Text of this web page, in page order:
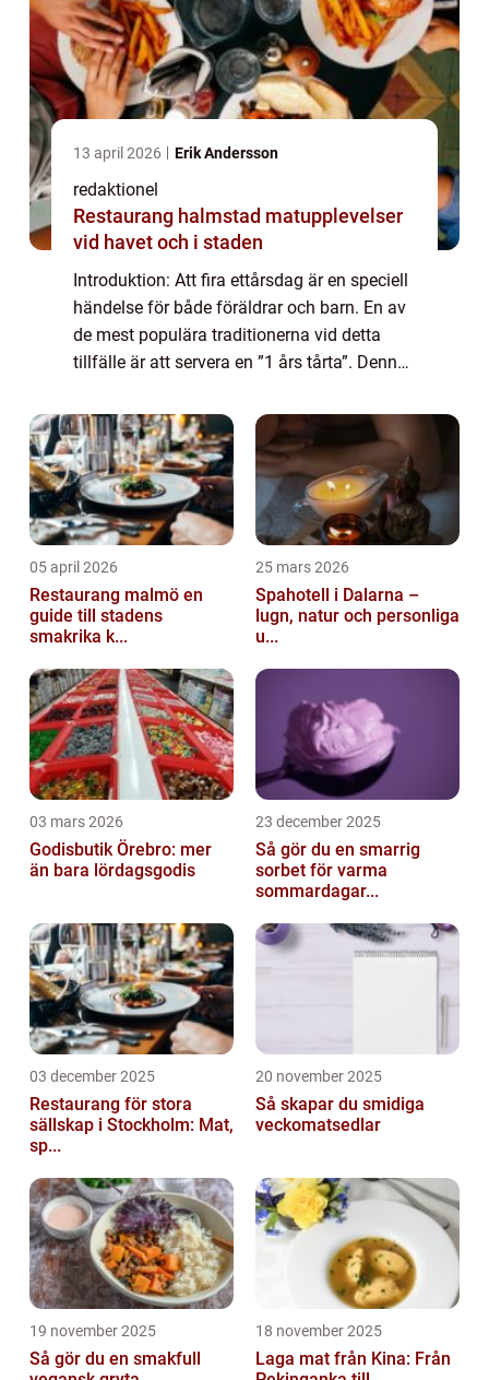
13 april 2026 Erik Andersson
redaktionel
Restaurang halmstad matupplevelser
vid havet och i staden
Introduktion: Att fira ettårsdag är en speciell
händelse för både föräldrar och barn. En av
de mest populära traditionerna vid detta
tillfälle är att servera en ”1 års tårta”. Denna
1 års tårt...
05 april 2026
Restaurang malmö en
guide till stadens
smakrika k...
25 mars 2026
Spahotell i Dalarna –
lugn, natur och personliga
u...
03 mars 2026
Godisbutik Örebro: mer
än bara lördagsgodis
23 december 2025
Så gör du en smarrig
sorbet för varma
sommardagar...
03 december 2025
Restaurang för stora
sällskap i Stockholm: Mat,
sp...
20 november 2025
Så skapar du smidiga
veckomatsedlar
19 november 2025
Så gör du en smakfull
18 november 2025
Laga mat från Kina: Från